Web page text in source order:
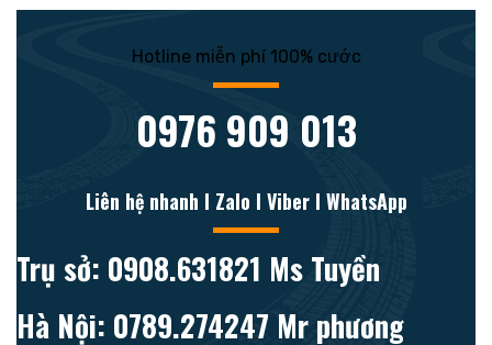
Hotline miễn phí 100% cước
0976 909 013
Liên hệ nhanh l Zalo l Viber l WhatsApp
Trụ sở: 0908.631821 Ms Tuyền
Hà Nội: 0789.274247 Mr phương